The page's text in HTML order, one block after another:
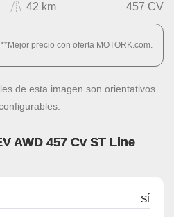
42 km 457 CV
**Mejor precio con oferta MOTORK.com.
de esta imagen son orientativos.
AWD 457 Cv ST Line
SÍ